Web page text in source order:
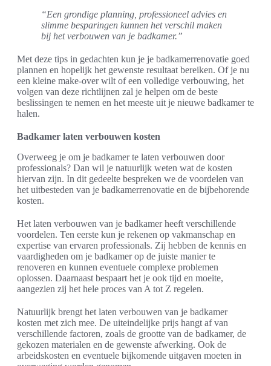
“Een grondige planning, professioneel advies en
slimme besparingen kunnen het verschil maken
bij het verbouwen van je badkamer.”
Met deze tips in gedachten kun je je badkamerrenovatie goed
plannen en hopelijk het gewenste resultaat bereiken. Of je nu
een kleine make-over wilt of een volledige verbouwing, het
volgen van deze richtlijnen zal je helpen om de beste
beslissingen te nemen en het meeste uit je nieuwe badkamer te
halen.
Badkamer laten verbouwen kosten
Overweeg je om je badkamer te laten verbouwen door
professionals? Dan wil je natuurlijk weten wat de kosten
hiervan zijn. In dit gedeelte bespreken we de voordelen van
het uitbesteden van je badkamerrenovatie en de bijbehorende
kosten.
Het laten verbouwen van je badkamer heeft verschillende
voordelen. Ten eerste kun je rekenen op vakmanschap en
expertise van ervaren professionals. Zij hebben de kennis en
vaardigheden om je badkamer op de juiste manier te
renoveren en kunnen eventuele complexe problemen
oplossen. Daarnaast bespaart het je ook tijd en moeite,
aangezien zij het hele proces van A tot Z regelen.
Natuurlijk brengt het laten verbouwen van je badkamer
kosten met zich mee. De uiteindelijke prijs hangt af van
verschillende factoren, zoals de grootte van de badkamer, de
gekozen materialen en de gewenste afwerking. Ook de
arbeidskosten en eventuele bijkomende uitgaven moeten in